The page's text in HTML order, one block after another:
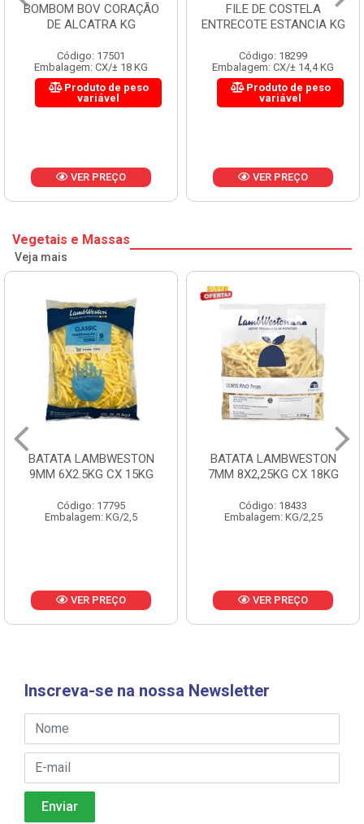
BOMBOM BOV CORAÇÃO
DE ALCATRA KG
Código: 17501
Embalagem: CX/± 18 KG
Produto de peso
variável
VER PREÇO
FILE DE COSTELA
ENTRECOTE ESTANCIA KG
Código: 18299
Embalagem: CX/± 14,4 KG
Produto de peso
variável
VER PREÇO
Vegetais e Massas
Veja mais
BATATA LAMBWESTON
9MM 6X2.5KG CX 15KG
Código: 17795
Embalagem: KG/2,5
VER PREÇO
BATATA LAMBWESTON
7MM 8X2,25KG CX 18KG
Código: 18433
Embalagem: KG/2,25
VER PREÇO
Inscreva-se na nossa Newsletter